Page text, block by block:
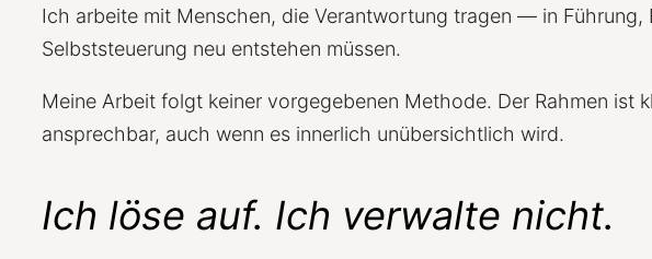
Ich arbeite mit Menschen, die Verantwortung tragen — in
Selbststeuerung neu entstehen müssen.
Meine Arbeit folgt keiner vorgegebenen Methode. Der Rahmen
ansprechbar, auch wenn es innerlich unübersichtlich wird.
Ich löse auf. Ich verwalte nicht.